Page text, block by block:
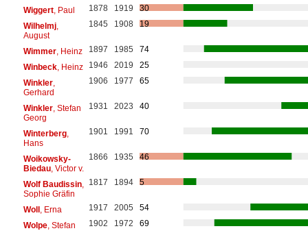
Wiggert, Paul 1878 1919
30
Wilhelmj,
August
1845 1908 19
Wimmer, Heinz 1897 1985
74
Winbeck, Heinz 1946 2019
25
Winkler,
Gerhard
1906 1977 65
Winkler, Stefan
Georg
1931 2023 40
Winterberg,
Hans
1901 1991 70
Woikowsky-
Biedau, Victor v.
1866 1935 46
Wolf Baudissin,
Sophie Gräfin
1817 1894 5
Woll, Erna 1917 2005
54
Wolpe, Stefan 1902 1972
69